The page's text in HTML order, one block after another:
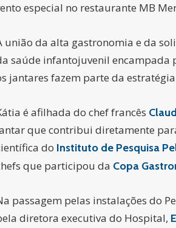
especial no restaurante MB
união da alta gastronomia e da
saúde infantojuvenil encampada
jantares fazem parte da
é afilhada do chef francês
que contribui diretamente
do Instituto de Pesquisa
que participou da Copa
passagem pelas instalações do
diretora executiva do Hospital,